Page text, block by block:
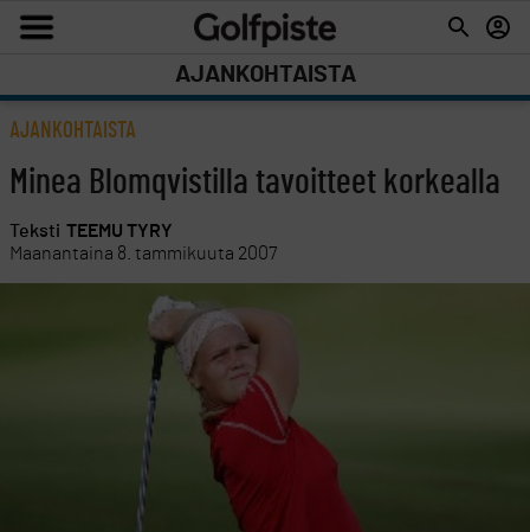
AJANKOHTAISTA
AJANKOHTAISTA
Minea Blomqvistilla tavoitteet korkealla
Teksti TEEMU TYRY
Maanantaina 8. tammikuuta 2007